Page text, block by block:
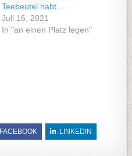
Teebeutel habt…
Juli 16, 2021
In "an einen Platz legen"
FACEBOOK LINKEDIN